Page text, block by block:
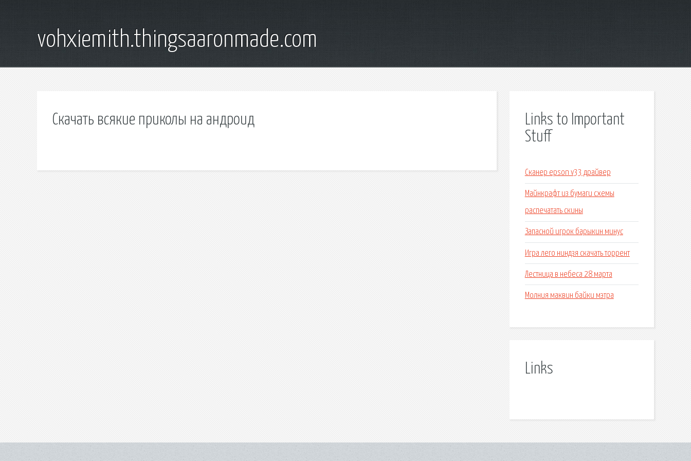
vohxiemith.thingsaaronmade.com
Скачать всякие приколы на андроид
Links to Important
Stuff
Сканер epson v33 драйвер
Майнкрафт из бумаги схемы
распечатать скины
Запасной игрок барыкин минус
Игра лего ниндзя скачать торрент
Лестница в небеса 28 марта
Молния маквин байки мэтра
Links